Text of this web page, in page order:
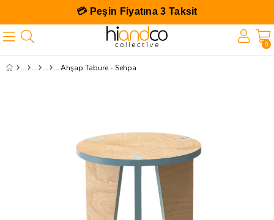
💳 Peşin Fiyatına 3 Taksit
0
Ahşap Tabure - Sehpa